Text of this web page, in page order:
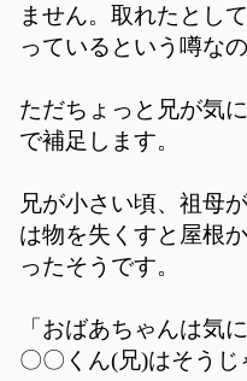
ません。取れたとし
っているという噂な
ただちょっと兄が気
で補足します。
兄が小さい頃、祖母
は物を失くすと屋根
ったそうです。
「おばあちゃんは気
〇〇くん(兄)はそうじ